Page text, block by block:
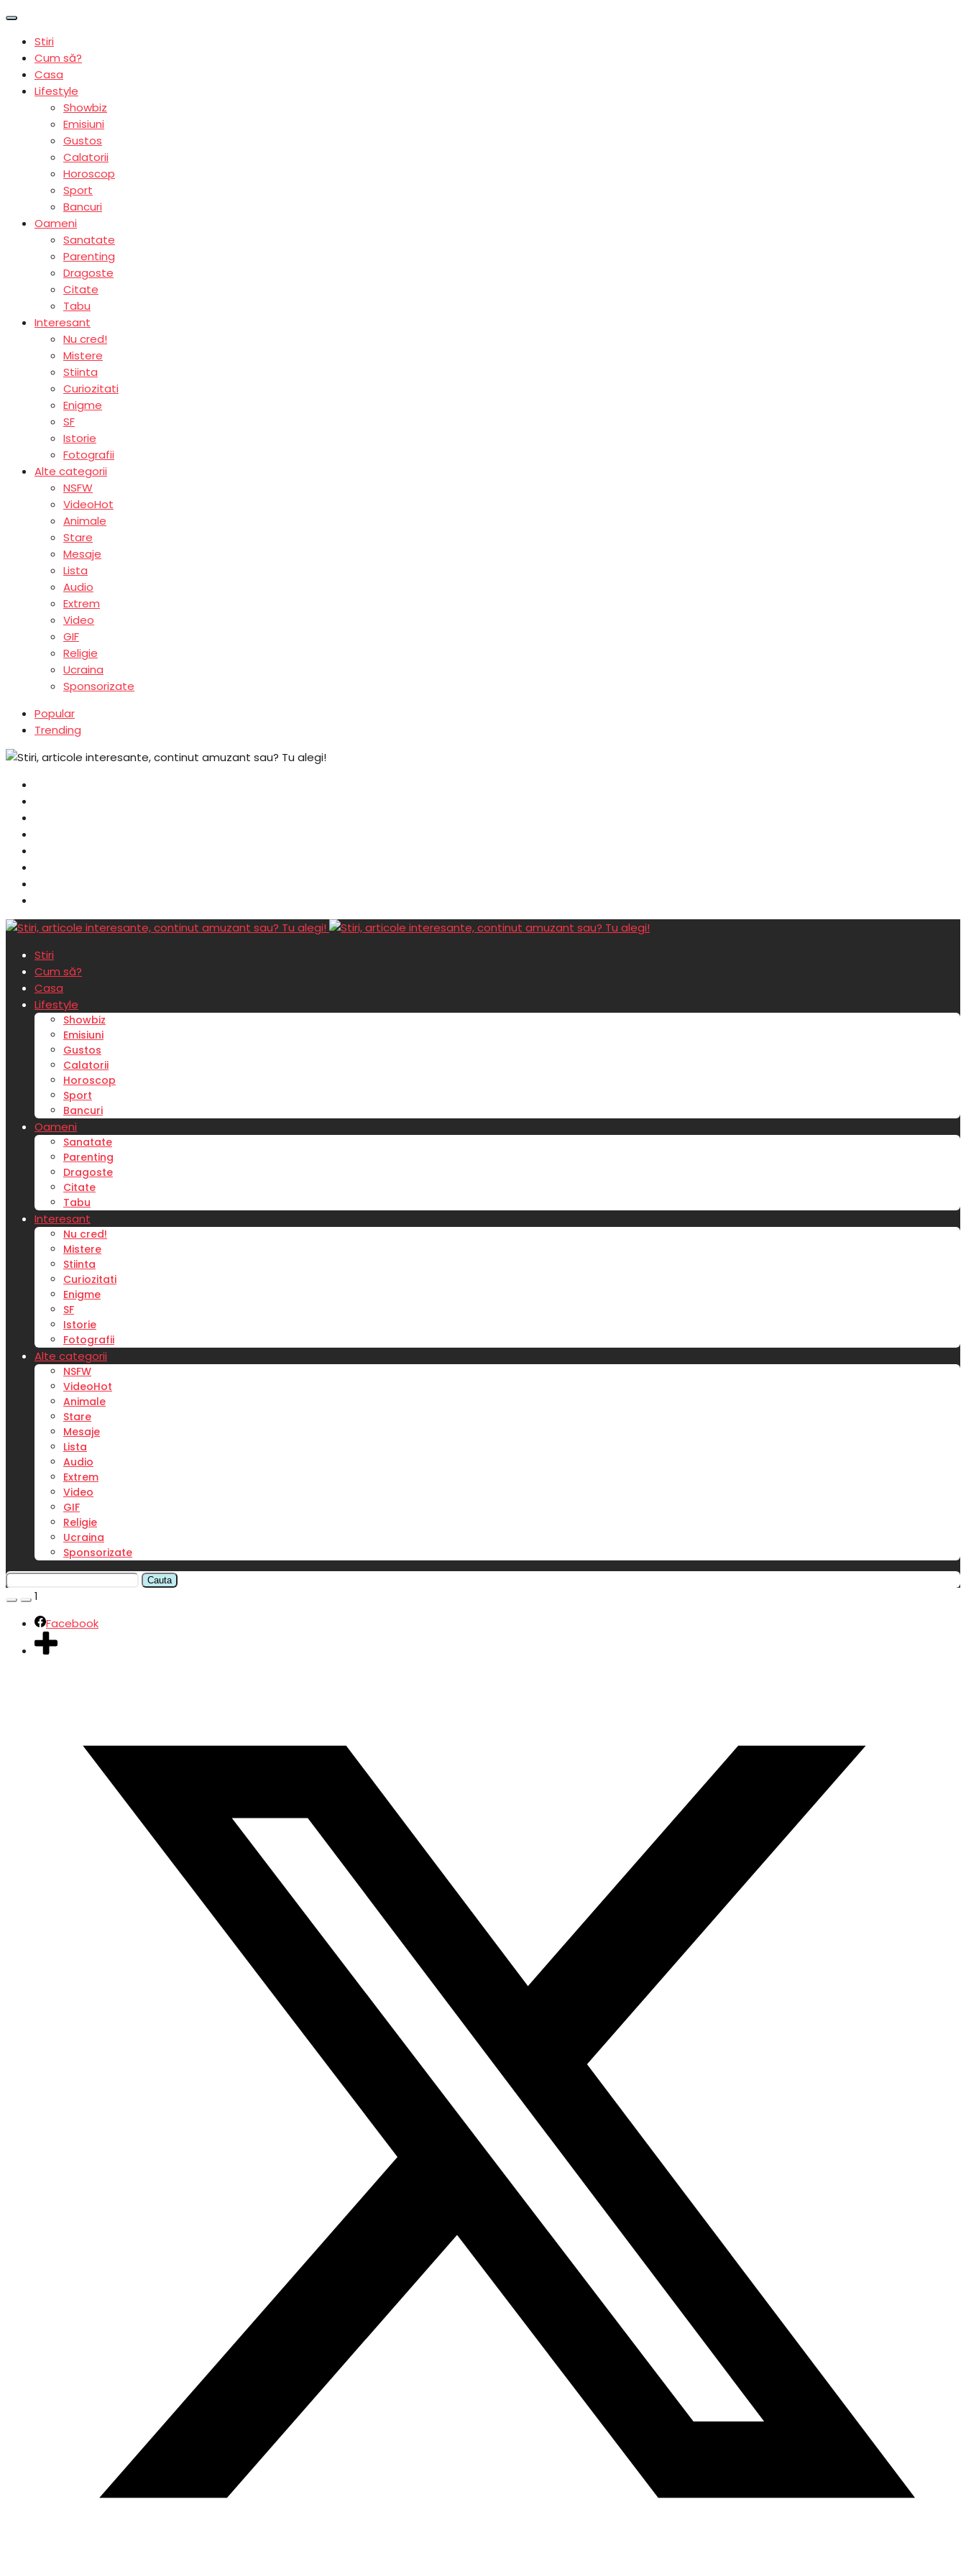
Stiri
Cum să?
Casa
Lifestyle
Showbiz
Emisiuni
Gustos
Calatorii
Horoscop
Sport
Bancuri
Oameni
Sanatate
Parenting
Dragoste
Citate
Tabu
Interesant
Nu cred!
Mistere
Stiinta
Curiozitati
Enigme
SF
Istorie
Fotografii
Alte categorii
NSFW
VideoHot
Animale
Stare
Mesaje
Lista
Audio
Extrem
Video
GIF
Religie
Ucraina
Sponsorizate
Popular
Trending
Stiri
Cum să?
Casa
Lifestyle
Showbiz
Emisiuni
Gustos
Calatorii
Horoscop
Sport
Bancuri
Oameni
Sanatate
Parenting
Dragoste
Citate
Tabu
Interesant
Nu cred!
Mistere
Stiinta
Curiozitati
Enigme
SF
Istorie
Fotografii
Alte categorii
NSFW
VideoHot
Animale
Stare
Mesaje
Lista
Audio
Extrem
Video
GIF
Religie
Ucraina
Sponsorizate
Cauta
1
Facebook